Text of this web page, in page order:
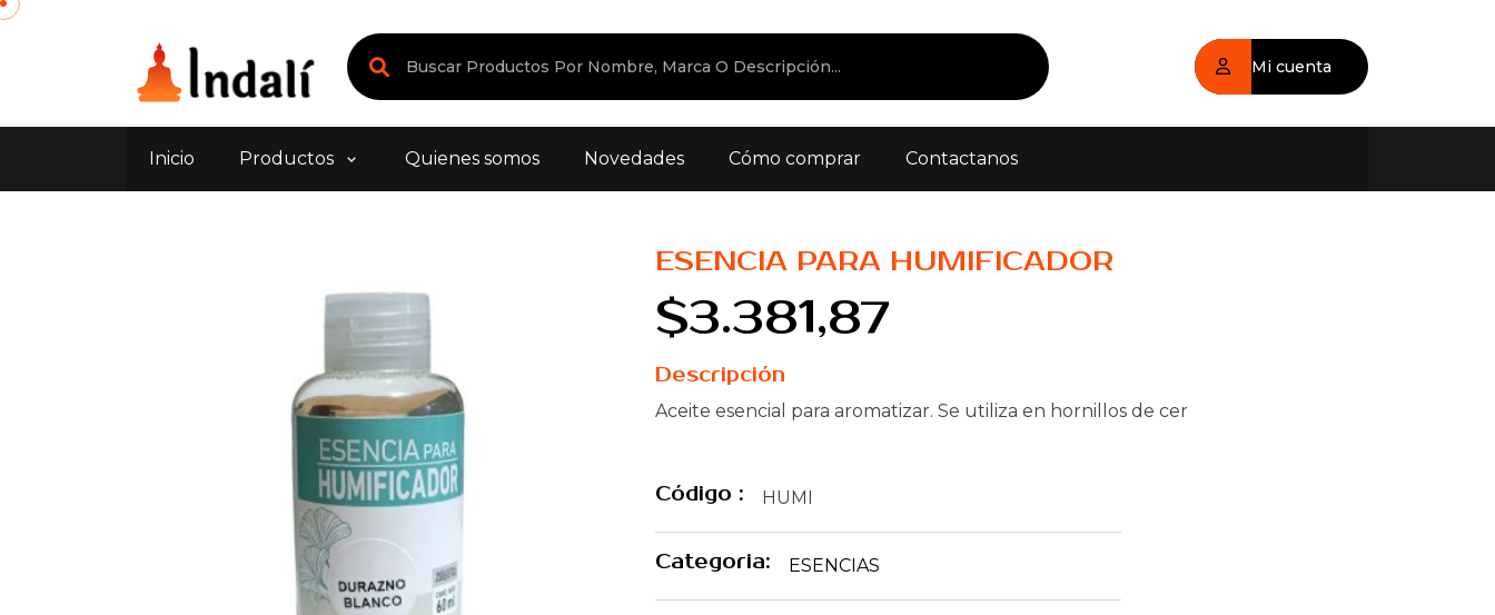
Mi cuenta
Inicio Productos Quienes somos Novedades Cómo comprar Contactanos
ESENCIA PARA HUMIFICADOR
$3.381,87
Descripción
Aceite esencial para aromatizar. Se utiliza en hornillos de cer
Código : HUMI
Categoria: ESENCIAS